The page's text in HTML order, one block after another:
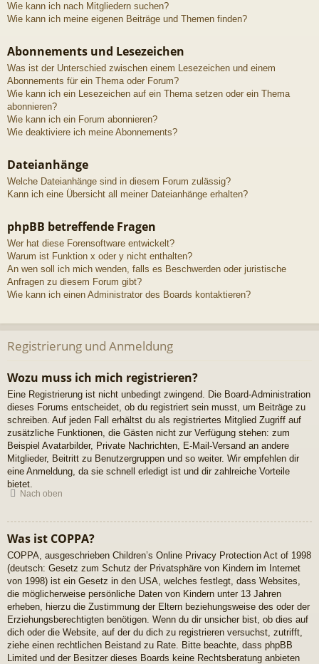
Wie kann ich nach Mitgliedern suchen?
Wie kann ich meine eigenen Beiträge und Themen finden?
Abonnements und Lesezeichen
Was ist der Unterschied zwischen einem Lesezeichen und einem
Abonnements für ein Thema oder Forum?
Wie kann ich ein Lesezeichen auf ein Thema setzen oder ein Thema
abonnieren?
Wie kann ich ein Forum abonnieren?
Wie deaktiviere ich meine Abonnements?
Dateianhänge
Welche Dateianhänge sind in diesem Forum zulässig?
Kann ich eine Übersicht all meiner Dateianhänge erhalten?
phpBB betreffende Fragen
Wer hat diese Forensoftware entwickelt?
Warum ist Funktion x oder y nicht enthalten?
An wen soll ich mich wenden, falls es Beschwerden oder juristische
Anfragen zu diesem Forum gibt?
Wie kann ich einen Administrator des Boards kontaktieren?
Registrierung und Anmeldung
Wozu muss ich mich registrieren?
Eine Registrierung ist nicht unbedingt zwingend. Die Board-Administration
dieses Forums entscheidet, ob du registriert sein musst, um Beiträge zu
schreiben. Auf jeden Fall erhältst du als registriertes Mitglied Zugriff auf
zusätzliche Funktionen, die Gästen nicht zur Verfügung stehen: zum
Beispiel Avatarbilder, Private Nachrichten, E-Mail-Versand an andere
Mitglieder, Beitritt zu Benutzergruppen und so weiter. Wir empfehlen dir
eine Anmeldung, da sie schnell erledigt ist und dir zahlreiche Vorteile
bietet.
Nach oben
Was ist COPPA?
COPPA, ausgeschrieben Children’s Online Privacy Protection Act of 1998
(deutsch: Gesetz zum Schutz der Privatsphäre von Kindern im Internet
von 1998) ist ein Gesetz in den USA, welches festlegt, dass Websites,
die möglicherweise persönliche Daten von Kindern unter 13 Jahren
erheben, hierzu die Zustimmung der Eltern beziehungsweise des oder der
Erziehungsberechtigten benötigen. Wenn du dir unsicher bist, ob dies auf
dich oder die Website, auf der du dich zu registrieren versuchst, zutrifft,
ziehe einen rechtlichen Beistand zu Rate. Bitte beachte, dass phpBB
Limited und der Besitzer dieses Boards keine Rechtsberatung anbieten